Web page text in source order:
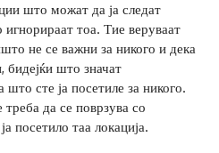
што можат да ја следат
игнорираат тоа. Тие веруваат
не се важни за никого и дека
бидејќи што значат
сте ја посетиле за никого.
да се поврзува со
посетило таа локација.